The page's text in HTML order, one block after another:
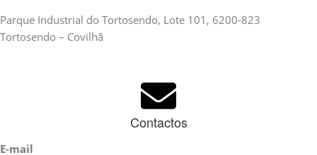
Parque Industrial do Tortosendo, Lote 101, 6200-823
Tortosendo – Covilhã
Contactos
E-mail